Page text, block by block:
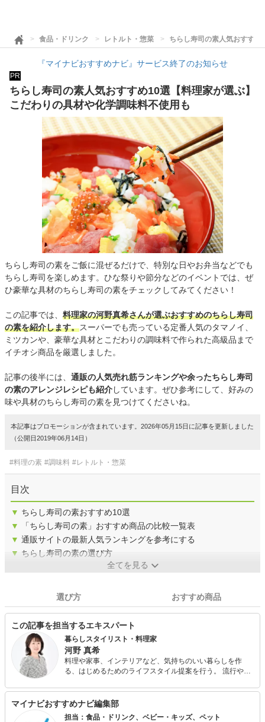
食品・ドリンク レトルト・惣菜 ちらし寿司の素人気おすす
『マイナビおすすめナビ』サービス終了のお知らせ
PR
ちらし寿司の素人気おすすめ10選【料理家が選ぶ】
こだわりの具材や化学調味料不使用も
ちらし寿司の素をご飯に混ぜるだけで、特別な日やお弁当などでも
ちらし寿司を楽しめます。ひな祭りや節分などのイベントでは、ぜ
ひ豪華な具材のちらし寿司の素をチェックしてみてください！
この記事では、 料理家の河野真希さんが選ぶおすすめのちらし寿司
の素を紹介します。スーパーでも売っている定番人気のタマノイ、
ミツカンや、豪華な具材とこだわりの調味料で作られた高級品まで
イチオシ商品を厳選しました。
記事の後半には、 通販の人気売れ筋ランキングや余ったちらし寿司
の素のアレンジレシピも紹介しています。ぜひ参考にして、好みの
味や具材のちらし寿司の素を見つけてくださいね。
本記事はプロモーションが含まれています。2026年05月15日に記事を更新しました
（公開日2019年06月14日）
#料理の素 #調味料 #レトルト・惣菜
目次
▼ ちらし寿司の素おすすめ10選
▼
「ちらし寿司の素」おすすめ商品の比較一覧表
▼ 通販サイトの最新人気ランキングを参考にする
▼ ちらし寿司の素の選び方
全てを見る
選び方 おすすめ商品
この記事を担当するエキスパート
暮らしスタイリスト・料理家
河野 真希
料理や家事、インテリアなど、気持ちのいい暮らしを作
る、はじめるためのライフスタイル提案を行う。 流行や思
しい暮らしづくりを応援。 簡単＆時短料理が学べる『料理
教室つづくらす食堂』主宰。
マイナビおすすめナビ編集部
担当：食品・ドリンク、ベビー・キッズ、ペット